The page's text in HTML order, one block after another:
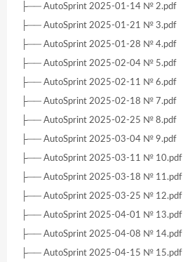
├── AutoSprint 2025-01-14 № 2.pdf
├── AutoSprint 2025-01-21 № 3.pdf
├── AutoSprint 2025-01-28 № 4.pdf
├── AutoSprint 2025-02-04 № 5.pdf
├── AutoSprint 2025-02-11 № 6.pdf
├── AutoSprint 2025-02-18 № 7.pdf
├── AutoSprint 2025-02-25 № 8.pdf
├── AutoSprint 2025-03-04 № 9.pdf
├── AutoSprint 2025-03-11 № 10.pdf
├── AutoSprint 2025-03-18 № 11.pdf
├── AutoSprint 2025-03-25 № 12.pdf
├── AutoSprint 2025-04-01 № 13.pdf
├── AutoSprint 2025-04-08 № 14.pdf
├── AutoSprint 2025-04-15 № 15.pdf